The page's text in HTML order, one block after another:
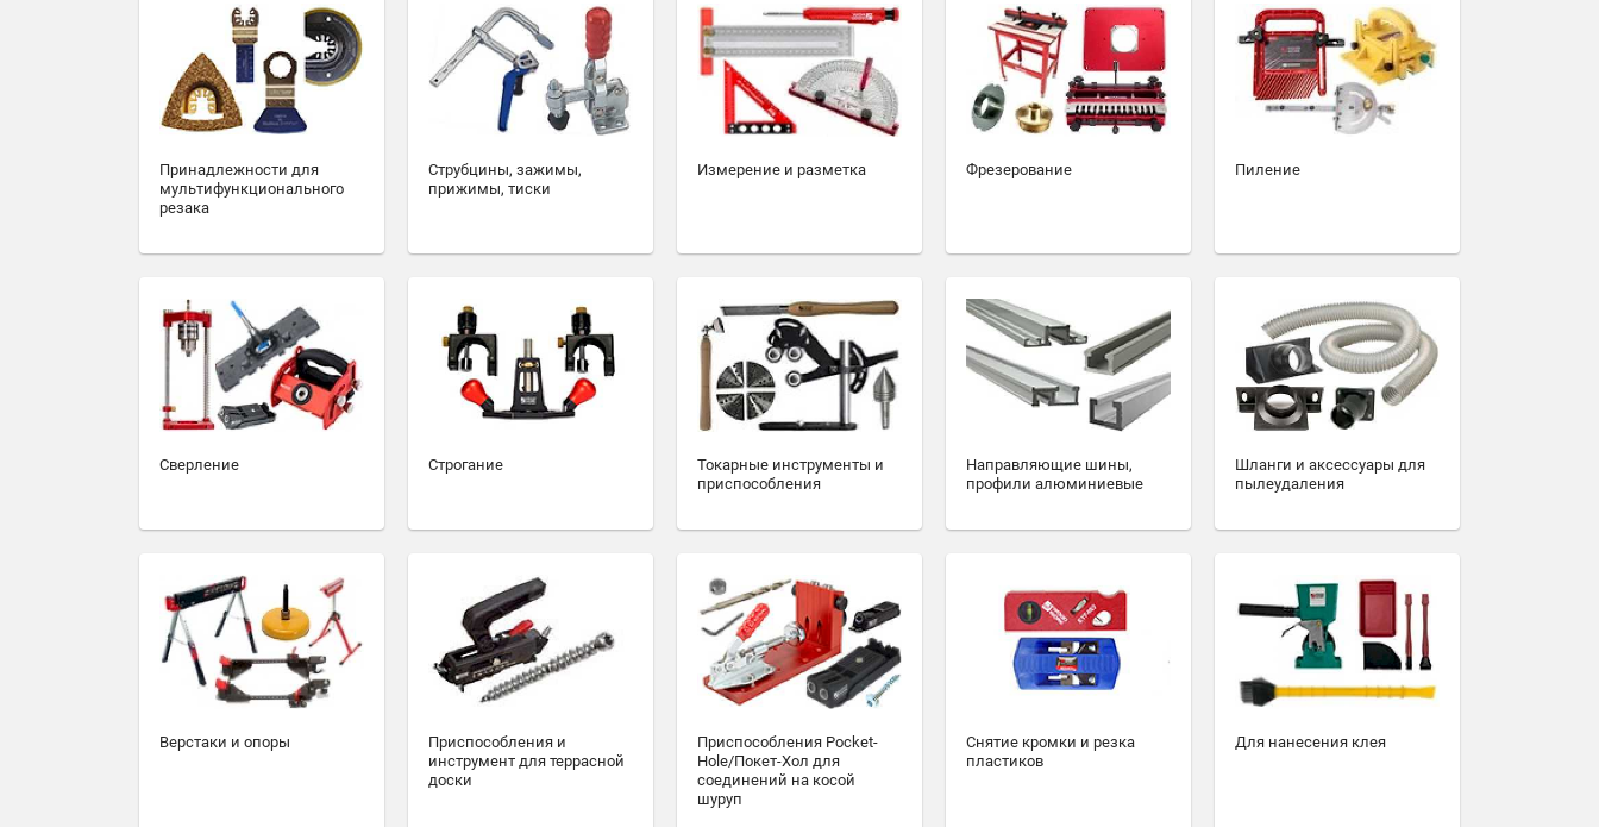
Принадлежности для
мультифункционального
резака
Струбцины, зажимы,
прижимы, тиски
Измерение и разметка Фрезерование Пиление
Сверление Строгание
Токарные инструменты и
приспособления
Направляющие шины,
профили алюминиевые
Шланги и аксессуары для
пылеудаления
Верстаки и опоры
Приспособления и
инструмент для террасной
доски
Приспособления Pocket-
Hole/Покет-Хол для
соединений на косой
шуруп
Снятие кромки и резка
пластиков
Для нанесения клея